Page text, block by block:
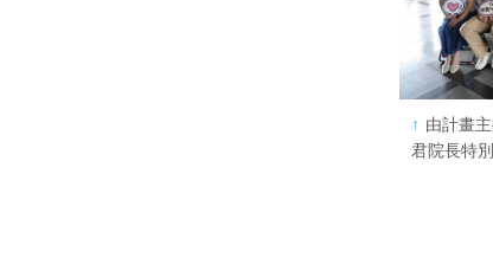
由計畫
君院長特